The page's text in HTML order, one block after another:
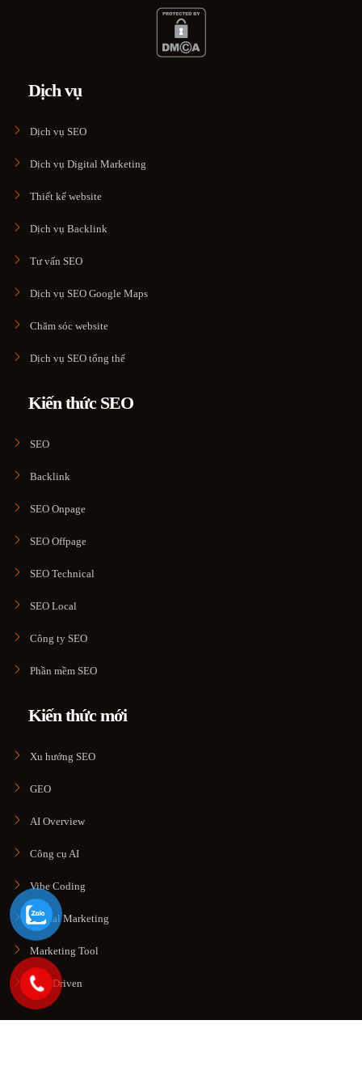
Dịch vụ
Dịch vụ SEO
Dịch vụ Digital Marketing
Thiết kế website
Dịch vụ Backlink
Tư vấn SEO
Dịch vụ SEO Google Maps
Chăm sóc website
Dịch vụ SEO tổng thể
Kiến thức SEO
SEO
Backlink
SEO Onpage
SEO Offpage
SEO Technical
SEO Local
Công ty SEO
Phần mềm SEO
Kiến thức mới
Xu hướng SEO
GEO
AI Overview
Công cụ AI
Vibe Coding
Digital Marketing
Marketing Tool
Data Driven